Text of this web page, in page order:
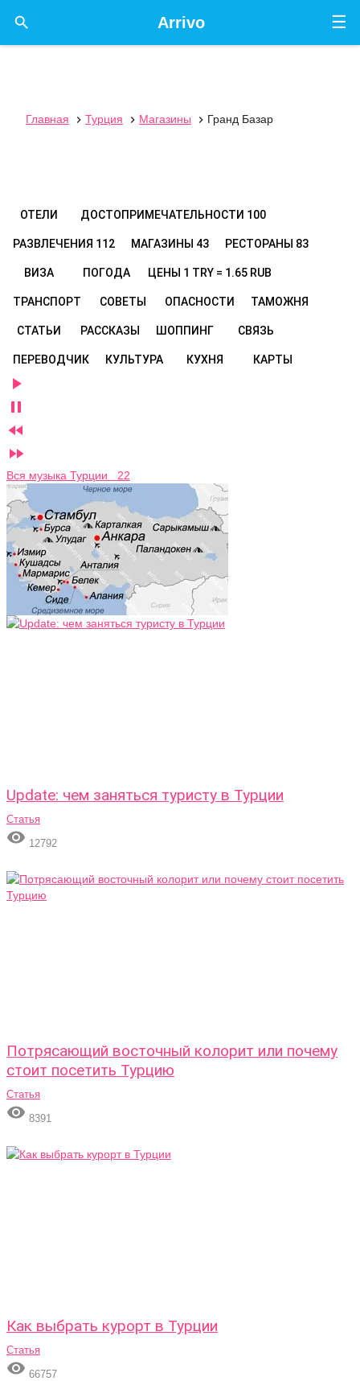
☰
Arrivo

Главная  Турция  Магазины  Гранд Базар
ОТЕЛИ ДОСТОПРИМЕЧАТЕЛЬНОСТИ 100
РАЗВЛЕЧЕНИЯ 112 МАГАЗИНЫ 43 РЕСТОРАНЫ 83
ВИЗА ПОГОДА ЦЕНЫ 1 TRY = 1.65 RUB
ТРАНСПОРТ СОВЕТЫ ОПАСНОСТИ ТАМОЖНЯ
СТАТЬИ РАССКАЗЫ ШОППИНГ СВЯЗЬ
ПЕРЕВОДЧИК КУЛЬТУРА КУХНЯ КАРТЫ




Вся музыка Турции 22
Update: чем заняться туристу в Турции
Статья
 12792
Потрясающий восточный колорит или почему
стоит посетить Турцию
Статья
 8391
Как выбрать курорт в Турции
Статья
 66757